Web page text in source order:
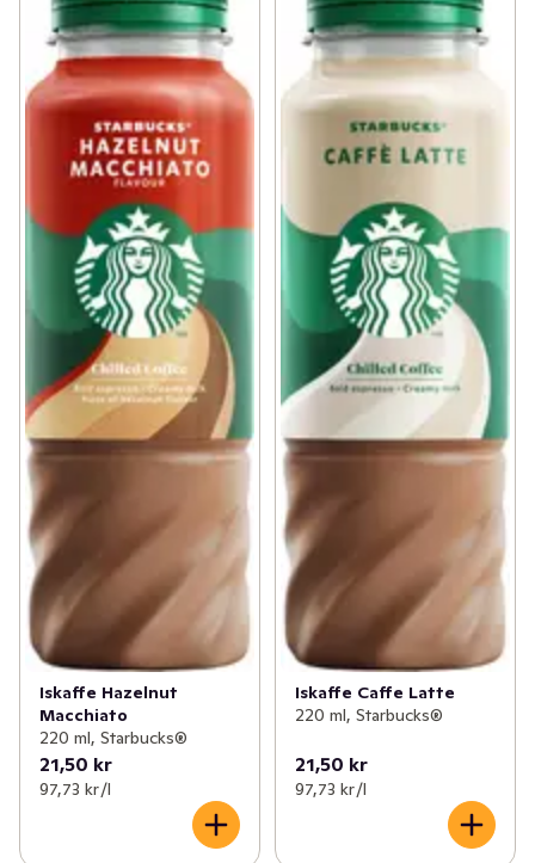
Iskaffe Hazelnut
Macchiato
220 ml, Starbucks®
21,50 kr
97,73 kr /l
Iskaffe Caffe Latte
220 ml, Starbucks®
21,50 kr
97,73 kr /l